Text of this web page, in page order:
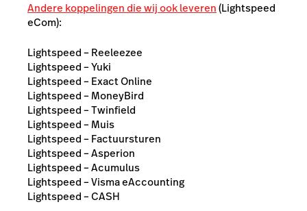
Andere koppelingen die wij ook leveren(Lightspeed
eCom):
Lightspeed – Reeleezee
Lightspeed – Yuki
Lightspeed – Exact Online
Lightspeed – MoneyBird
Lightspeed – Twinfield
Lightspeed – Muis
Lightspeed – Factuursturen
Lightspeed – Asperion
Lightspeed – Acumulus
Lightspeed – Visma eAccounting
Lightspeed – CASH